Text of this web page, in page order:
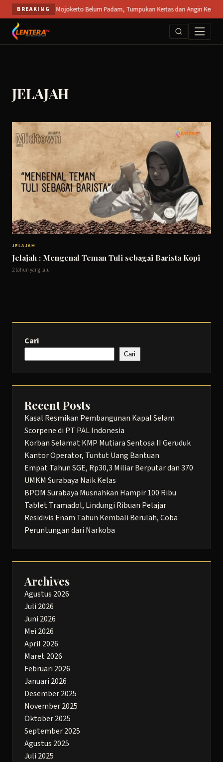
Skip
to
content
BREAKING
Terbuka PT SPS Mojokerto Belum Padam, Tumpukan Kertas dan Angin
JELAJAH
JELAJAH
Jelajah : Mengenal Teman Tuli sebagai Barista Kopi
2 tahun yang lalu
Cari
Cari
Recent Posts
Kasal Resmikan Pembangunan Kapal Selam
Scorpene di PT PAL Indonesia
Korban Selamat KMP Mutiara Sentosa II Geruduk
Kantor Operator, Tuntut Uang Bantuan
Empat Tahun SGE, Rp30,3 Miliar Berputar dan 370
UMKM Surabaya Naik Kelas
BPOM Surabaya Musnahkan Hampir 100 Ribu
Tablet Tramadol, Lindungi Ribuan Pelajar
Residivis Enam Tahun Kembali Berulah, Coba
Peruntungan dari Narkoba
Archives
Agustus 2026
Juli 2026
Juni 2026
Mei 2026
April 2026
Maret 2026
Februari 2026
Januari 2026
Desember 2025
November 2025
Oktober 2025
September 2025
Agustus 2025
Juli 2025